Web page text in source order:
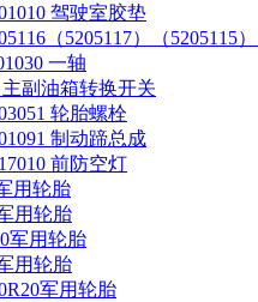
驾驶室胶垫
（5205117）（5205115
一轴
主副油箱转换开关
轮胎螺栓
制动蹄总成
前防空灯
用轮胎
用轮胎
军用轮胎
用轮胎
军用轮胎